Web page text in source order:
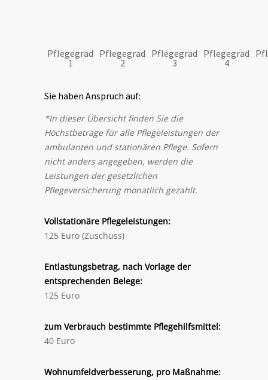
Pflegegrad
1
Pflegegrad
2
Pflegegrad
3
Pflegegrad
4
Sie haben Anspruch auf:
*In dieser Übersicht finden Sie die
Höchstbeträge für alle Pflegeleistungen der
ambulanten und stationären Pflege. Sofern
nicht anders angegeben, werden die
Leistungen der gesetzlichen
Pflegeversicherung monatlich gezahlt.
Vollstationäre Pflegeleistungen:
125 Euro (Zuschuss)
Entlastungsbetrag, nach Vorlage der
entsprechenden Belege:
125 Euro
zum Verbrauch bestimmte Pflegehilfsmittel:
40 Euro
Wohnumfeldverbesserung, pro Maßnahme: